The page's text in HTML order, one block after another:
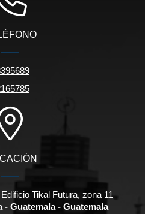
Tikal Futura, zona 11
- Guatemala - Guatemala